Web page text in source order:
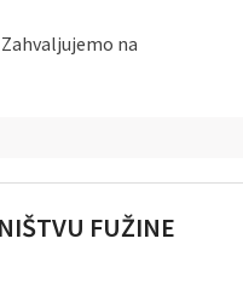
na
FUŽINE